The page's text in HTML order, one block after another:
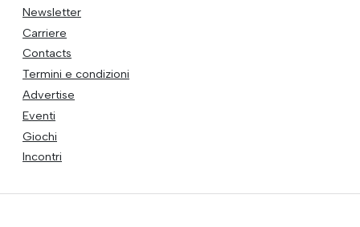
Newsletter
Carriere
Contacts
Termini e condizioni
Advertise
Eventi
Giochi
Incontri